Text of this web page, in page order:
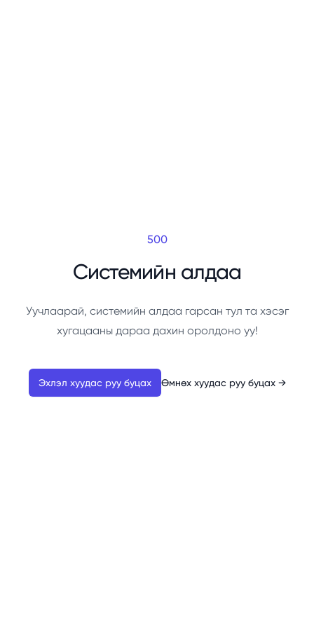
500
Системийн алдаа
Уучлаарай, системийн алдаа гарсан тул та хэсэг
хугацааны дараа дахин оролдоно уу!
Эхлэл хуудас руу буцах Өмнөх хуудас руу буцах →